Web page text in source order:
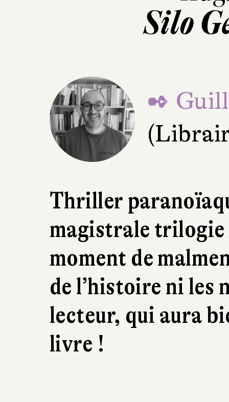
Silo
✒
Thriller
magistrale trilogie
moment de
de l’histoire ni les
lecteur, qui aura
livre !